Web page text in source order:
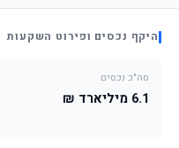
היקף נכסים ופירוט השקעות
סה"כ נכסים
6.1 מיליארד ₪